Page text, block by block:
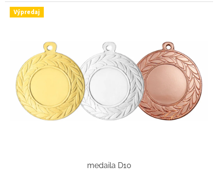
Výpredaj
medaila D10